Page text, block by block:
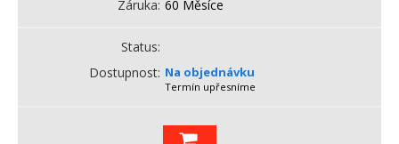
Záruka 60 Měsíce
Status
Dostupnost Na objednávku
Termín upřesníme